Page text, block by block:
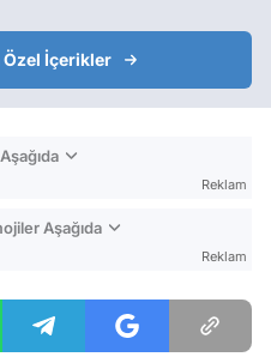
Özel İçerikler
Reklam
Aşağıda
Reklam